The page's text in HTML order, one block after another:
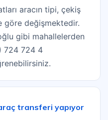
aracın tipi, çekiş
göre değişmektedir.
gibi mahallelerden
724 724 4
transferi yapıyor